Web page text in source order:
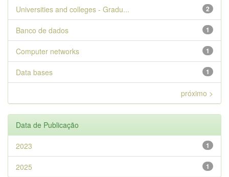
2
Universities and colleges - Gradu...
1
Banco de dados
1
Computer networks
1
Data bases
próximo >
Data de Publicação
1
2023
1
2025